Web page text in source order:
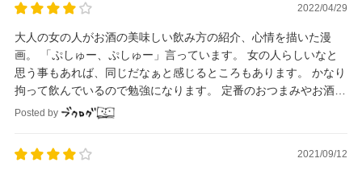
2022/04/29
大人の女の人がお酒の美味しい飲み方の紹介、心情を描いた漫
画。 「ぷしゅー、ぷしゅー」言っています。 女の人らしいなと
思う事もあれば、同じだなぁと感じるところもあります。 かなり
拘って飲んでいるので勉強になります。 定番のおつまみやお酒で
も拘ればもっと美味しく楽しめると感じました。
Posted by
2021/09/12